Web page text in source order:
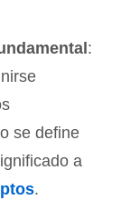
:
se define
a
.